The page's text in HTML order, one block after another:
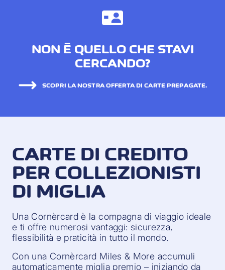
NON È QUELLO CHE STAVI
CERCANDO?
SCOPRI LA NOSTRA OFFERTA DI CARTE PREPAGATE.
CARTE DI CREDITO
PER COLLEZIONISTI
DI MIGLIA
Una Cornèrcard è la compagna di viaggio ideale
e ti offre numerosi vantaggi: sicurezza,
flessibilità e praticità in tutto il mondo.
Con una Cornèrcard Miles & More accumuli
automaticamente miglia premio – iniziando da